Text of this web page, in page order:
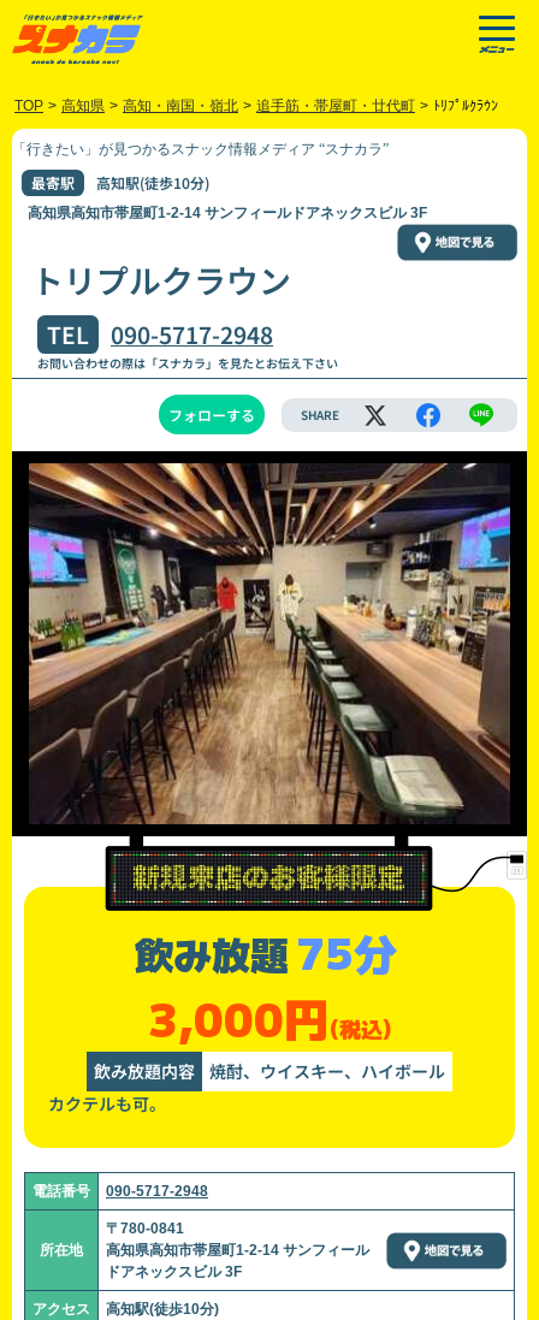
TOP > 高知県 > 高知・南国・嶺北 > 追手筋・帯屋町・廿代町 > ﾄﾘﾌﾟﾙｸﾗｳﾝ
「行きたい」が見つかるスナック情報メディア “スナカラ”
最寄駅 高知駅(徒歩10分)
高知県高知市帯屋町1-2-14 サンフィールドアネックスビル 3F
トリプルクラウン
TEL 090-5717-2948
お問い合わせの際は「スナカラ」を見たとお伝え下さい
フォローする SHARE
飲み放題75分
3,000円(税込)
飲み放題内容 焼酎、ウイスキー、ハイボール
カクテルも可。
電話番号 090-5717-2948
所在地
〒780-0841
高知県高知市帯屋町1-2-14 サンフィール
ドアネックスビル 3F
アクセス 高知駅(徒歩10分)